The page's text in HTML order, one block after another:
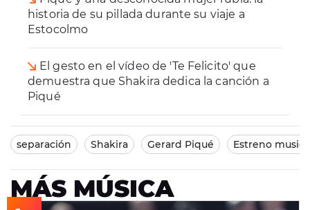
historia de su pillada durante su viaje a
Estocolmo
El gesto en el vídeo de 'Te Felicito' que
demuestra que Shakira dedica la canción a
Piqué
separación Shakira Gerard Piqué Estreno
MÁS MÚSICA